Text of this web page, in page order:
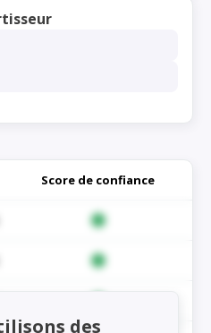
des
Score de confiance